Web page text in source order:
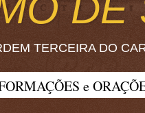
DE
TERCEIRA DO
e